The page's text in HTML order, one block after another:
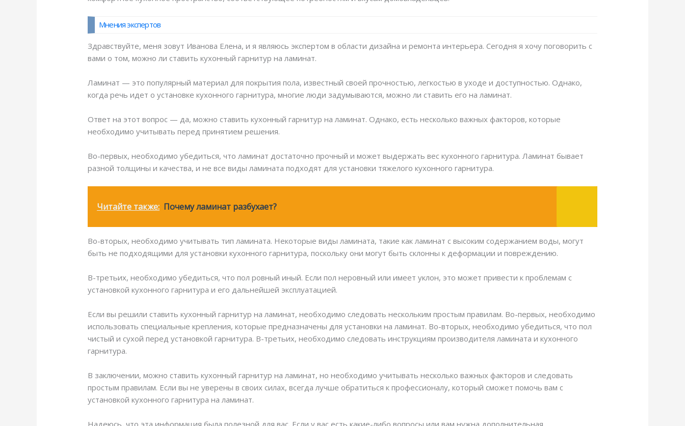
Мнения экспертов
Здравствуйте, меня зовут Иванова Елена, и я являюсь экспертом в области дизайна и ремонта интерьера. Сегодня я хочу поговорить с
вами о том, можно ли ставить кухонный гарнитур на ламинат.
Ламинат — это популярный материал для покрытия пола, известный своей прочностью, легкостью в уходе и доступностью. Однако,
когда речь идет о установке кухонного гарнитура, многие люди задумываются, можно ли ставить его на ламинат.
Ответ на этот вопрос — да, можно ставить кухонный гарнитур на ламинат. Однако, есть несколько важных факторов, которые
необходимо учитывать перед принятием решения.
Во-первых, необходимо убедиться, что ламинат достаточно прочный и может выдержать вес кухонного гарнитура. Ламинат бывает
разной толщины и качества, и не все виды ламината подходят для установки тяжелого кухонного гарнитура.
Читайте также: Почему ламинат разбухает?
Во-вторых, необходимо учитывать тип ламината. Некоторые виды ламината, такие как ламинат с высоким содержанием воды, могут
быть не подходящими для установки кухонного гарнитура, поскольку они могут быть склонны к деформации и повреждению.
В-третьих, необходимо убедиться, что пол ровный иный. Если пол неровный или имеет уклон, это может привести к проблемам с
установкой кухонного гарнитура и его дальнейшей эксплуатацией.
Если вы решили ставить кухонный гарнитур на ламинат, необходимо следовать нескольким простым правилам. Во-первых, необходимо
использовать специальные крепления, которые предназначены для установки на ламинат. Во-вторых, необходимо убедиться, что пол
чистый и сухой перед установкой гарнитура. В-третьих, необходимо следовать инструкциям производителя ламината и кухонного
гарнитура.
В заключении, можно ставить кухонный гарнитур на ламинат, но необходимо учитывать несколько важных факторов и следовать
простым правилам. Если вы не уверены в своих силах, всегда лучше обратиться к профессионалу, который сможет помочь вам с
установкой кухонного гарнитура на ламинат.